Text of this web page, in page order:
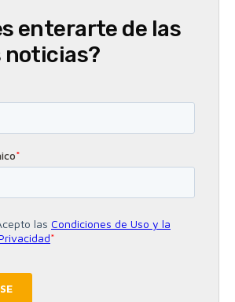
enterarte de las